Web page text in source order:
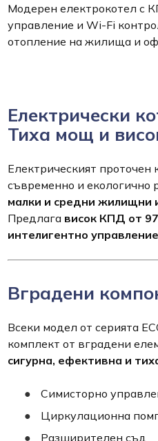
Модерен електрокотел с
управление и Wi-Fi
отопление на жилища и
Електрически
Тиха мощ и
Електрическият проточен
съвременно и екологично
малки и средни жилищни
Предлага висок КПД от
интелигентно управление
Вградени
Всеки модел от серията
комплект от вградени
сигурна, ефективна и
Симисторно
Циркулационна
Разширителен съд